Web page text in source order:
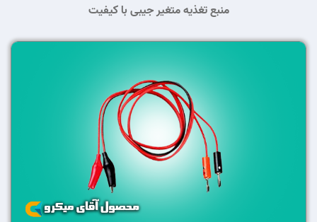
منبع تغذیه متغیر جیبی با کیفیت